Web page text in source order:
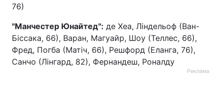
Тема оформлення
76)
"Манчестер Юнайтед": де Хеа, Ліндельоф (Ван-
Біссака, 66), Варан, Магуайр, Шоу (Теллес, 66),
Фред, Погба (Матіч, 66), Решфорд (Еланга, 76),
Санчо (Лінгард, 82), Фернандеш, Роналду
Реклама